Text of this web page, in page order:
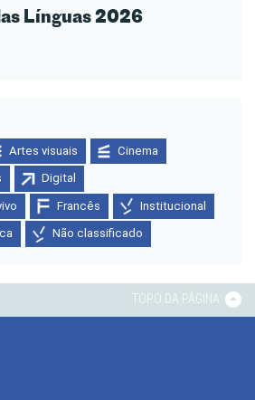
Línguas 2026
Artes visuais Cinema
Digital
Francês Institucional
Não classificado
TOPO DA PÁGINA